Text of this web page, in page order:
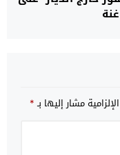
مشار إليها بـ*